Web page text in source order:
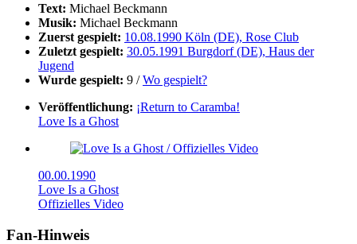
Text: Michael Beckmann
Musik: Michael Beckmann
Zuerst gespielt: 10.08.1990 Köln (DE), Rose Club
Zuletzt gespielt: 30.05.1991 Burgdorf (DE), Haus der
Jugend
Wurde gespielt: 9 /Wo gespielt?
Veröffentlichung: ¡Return to Caramba!
Love Is a Ghost
00.00.1990
Love Is a Ghost
Offizielles Video
Fan-Hinweis